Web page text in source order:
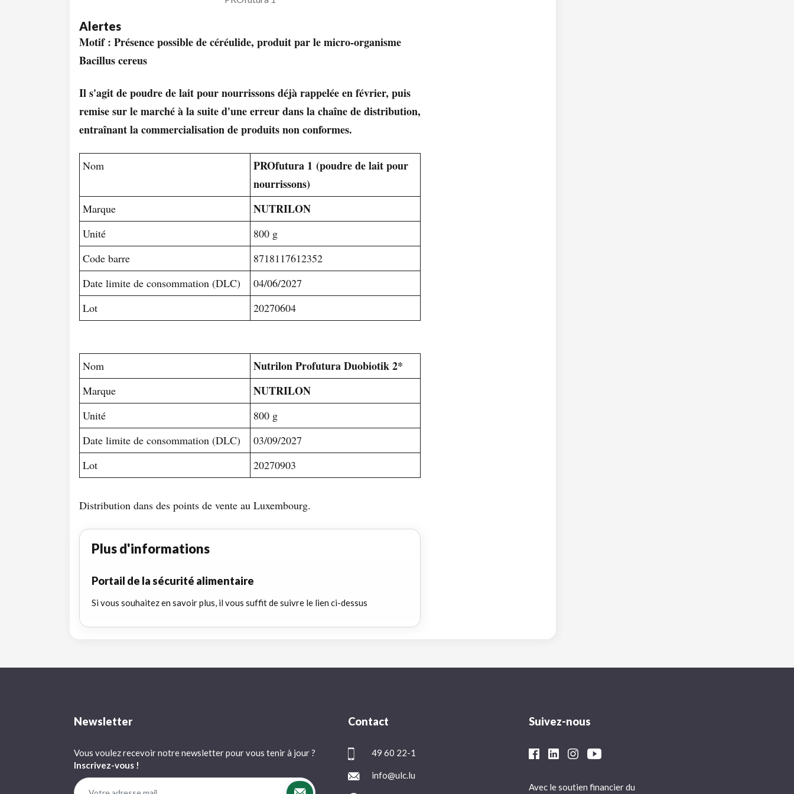
Alertes
Motif : Présence possible de céréulide, produit par le micro-organisme
Bacillus cereus
Il s'agit de poudre de lait pour nourrissons déjà rappelée en février, puis
remise sur le marché à la suite d'une erreur dans la chaîne de distribution,
entraînant la commercialisation de produits non conformes.
Nom
PROfutura 1 (poudre de lait pour
nourrissons)
Marque NUTRILON
Unité
800 g
Code barre
8718117612352
Date limite de consommation (DLC)
04/06/2027
Lot
20270604
Nom Nutrilon Profutura Duobiotik 2*
Marque NUTRILON
Unité
800 g
Date limite de consommation (DLC)
03/09/2027
Lot
20270903
Distribution dans des points de vente au Luxembourg.
Plus d'informations
Portail de la sécurité alimentaire
Si vous souhaitez en savoir plus, il vous suffit de suivre le lien ci-dessus
Newsletter
Vous voulez recevoir notre newsletter pour vous tenir à jour ?
Inscrivez-vous !
Contact
49 60 22-1
info@ulc.lu
Suivez-nous
Avec le soutien financier du